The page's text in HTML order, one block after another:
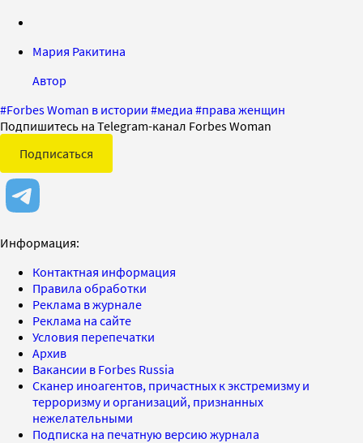
Мария Ракитина
Автор
#Forbes Woman в истории #медиа #права женщин
Подпишитесь на Telegram-канал Forbes Woman
Подписаться
Информация:
Контактная информация
Правила обработки
Реклама в журнале
Реклама на сайте
Условия перепечатки
Архив
Вакансии в Forbes Russia
Сканер иноагентов, причастных к экстремизму и
терроризму и организаций, признанных
нежелательными
Подписка на печатную версию журнала